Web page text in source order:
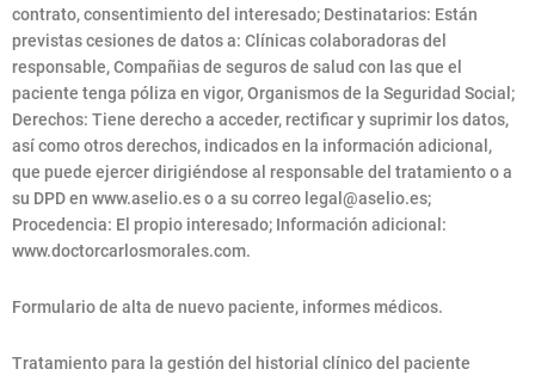
contrato, consentimiento del interesado; Destinatarios: Están
previstas cesiones de datos a: Clínicas colaboradoras del
responsable, Compañias de seguros de salud con las que el
paciente tenga póliza en vigor, Organismos de la Seguridad Social;
Derechos: Tiene derecho a acceder, rectificar y suprimir los datos,
así como otros derechos, indicados en la información adicional,
que puede ejercer dirigiéndose al responsable del tratamiento o a
su DPD en www.aselio.es o a su correo legal@aselio.es;
Procedencia: El propio interesado; Información adicional:
www.doctorcarlosmorales.com.
Formulario de alta de nuevo paciente, informes médicos.
Tratamiento para la gestión del historial clínico del paciente